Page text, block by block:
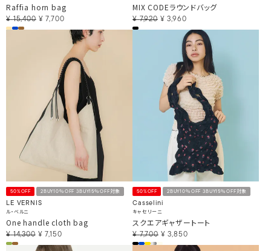
Raffia horn bag
¥ 15,400 ¥ 7,700
MIX CODEラウンドバッグ
¥ 7,920 ¥ 3,960
50%OFF 2BUY10％OFF 3BUY15％OFF対象
LE VERNIS
ル・ベルニ
One handle cloth bag
¥ 14,300 ¥ 7,150
50%OFF 2BUY10％OFF 3BUY15％OFF対象
Casselini
キャセリーニ
スクエアギャザートート
¥ 7,700 ¥ 3,850